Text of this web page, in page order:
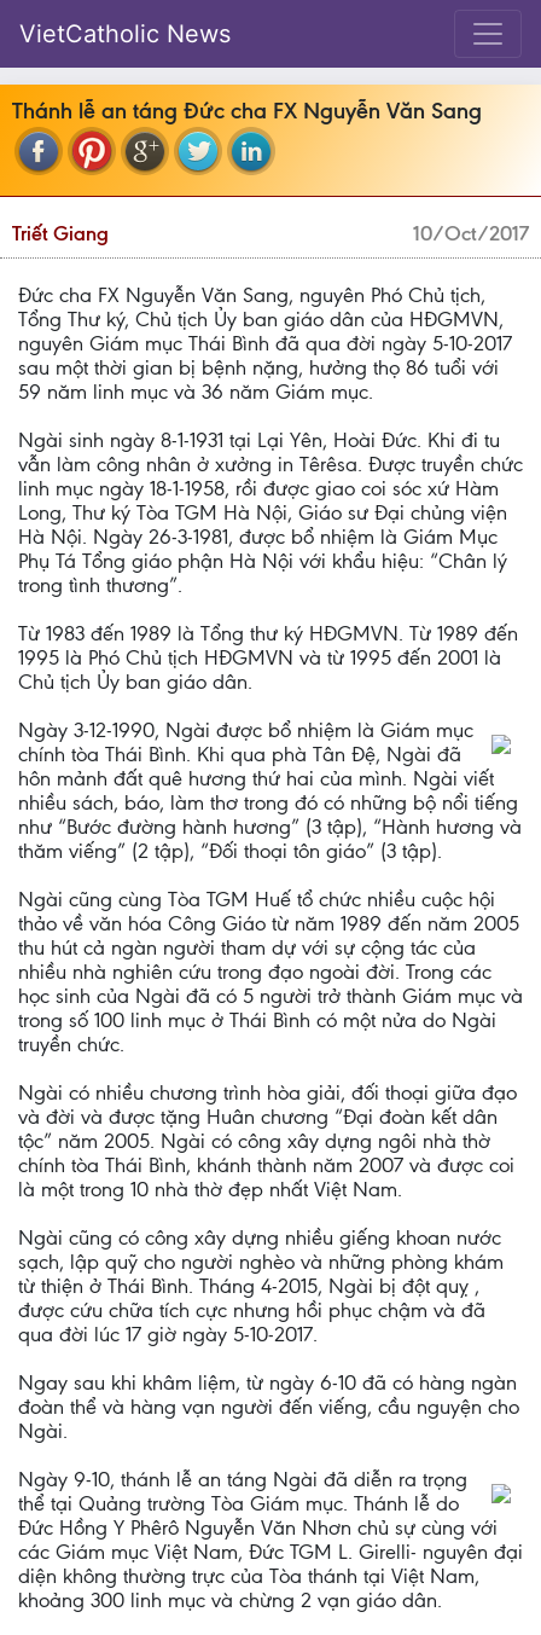
VietCatholic News
Thánh lễ an táng Đức cha FX Nguyễn Văn Sang
Triết Giang 10/Oct/2017
Đức cha FX Nguyễn Văn Sang, nguyên Phó Chủ tịch,
Tổng Thư ký, Chủ tịch Ủy ban giáo dân của HĐGMVN,
nguyên Giám mục Thái Bình đã qua đời ngày 5-10-2017
sau một thời gian bị bệnh nặng, hưởng thọ 86 tuổi với
59 năm linh mục và 36 năm Giám mục.
Ngài sinh ngày 8-1-1931 tại Lại Yên, Hoài Đức. Khi đi tu
vẫn làm công nhân ở xưởng in Têrêsa. Được truyền chức
linh mục ngày 18-1-1958, rồi được giao coi sóc xứ Hàm
Long, Thư ký Tòa TGM Hà Nội, Giáo sư Đại chủng viện
Hà Nội. Ngày 26-3-1981, được bổ nhiệm là Giám Mục
Phụ Tá Tổng giáo phận Hà Nội với khẩu hiệu: “Chân lý
trong tình thương”.
Từ 1983 đến 1989 là Tổng thư ký HĐGMVN. Từ 1989 đến
1995 là Phó Chủ tịch HĐGMVN và từ 1995 đến 2001 là
Chủ tịch Ủy ban giáo dân.
Ngày 3-12-1990, Ngài được bổ nhiệm là Giám mục
chính tòa Thái Bình. Khi qua phà Tân Đệ, Ngài đã
hôn mảnh đất quê hương thứ hai của mình. Ngài viết
nhiều sách, báo, làm thơ trong đó có những bộ nổi tiếng
như “Bước đường hành hương” (3 tập), “Hành hương và
thăm viếng” (2 tập), “Đối thoại tôn giáo” (3 tập).
Ngài cũng cùng Tòa TGM Huế tổ chức nhiều cuộc hội
thảo về văn hóa Công Giáo từ năm 1989 đến năm 2005
thu hút cả ngàn người tham dự với sự cộng tác của
nhiều nhà nghiên cứu trong đạo ngoài đời. Trong các
học sinh của Ngài đã có 5 người trở thành Giám mục và
trong số 100 linh mục ở Thái Bình có một nửa do Ngài
truyền chức.
Ngài có nhiều chương trình hòa giải, đối thoại giữa đạo
và đời và được tặng Huân chương “Đại đoàn kết dân
tộc” năm 2005. Ngài có công xây dựng ngôi nhà thờ
chính tòa Thái Bình, khánh thành năm 2007 và được coi
là một trong 10 nhà thờ đẹp nhất Việt Nam.
Ngài cũng có công xây dựng nhiều giếng khoan nước
sạch, lập quỹ cho người nghèo và những phòng khám
từ thiện ở Thái Bình. Tháng 4-2015, Ngài bị đột quỵ ,
được cứu chữa tích cực nhưng hồi phục chậm và đã
qua đời lúc 17 giờ ngày 5-10-2017.
Ngay sau khi khâm liệm, từ ngày 6-10 đã có hàng ngàn
đoàn thể và hàng vạn người đến viếng, cầu nguyện cho
Ngài.
Ngày 9-10, thánh lễ an táng Ngài đã diễn ra trọng
thể tại Quảng trường Tòa Giám mục. Thánh lễ do
Đức Hồng Y Phêrô Nguyễn Văn Nhơn chủ sự cùng với
các Giám mục Việt Nam, Đức TGM L. Girelli- nguyên đại
diện không thường trực của Tòa thánh tại Việt Nam,
khoảng 300 linh mục và chừng 2 vạn giáo dân.